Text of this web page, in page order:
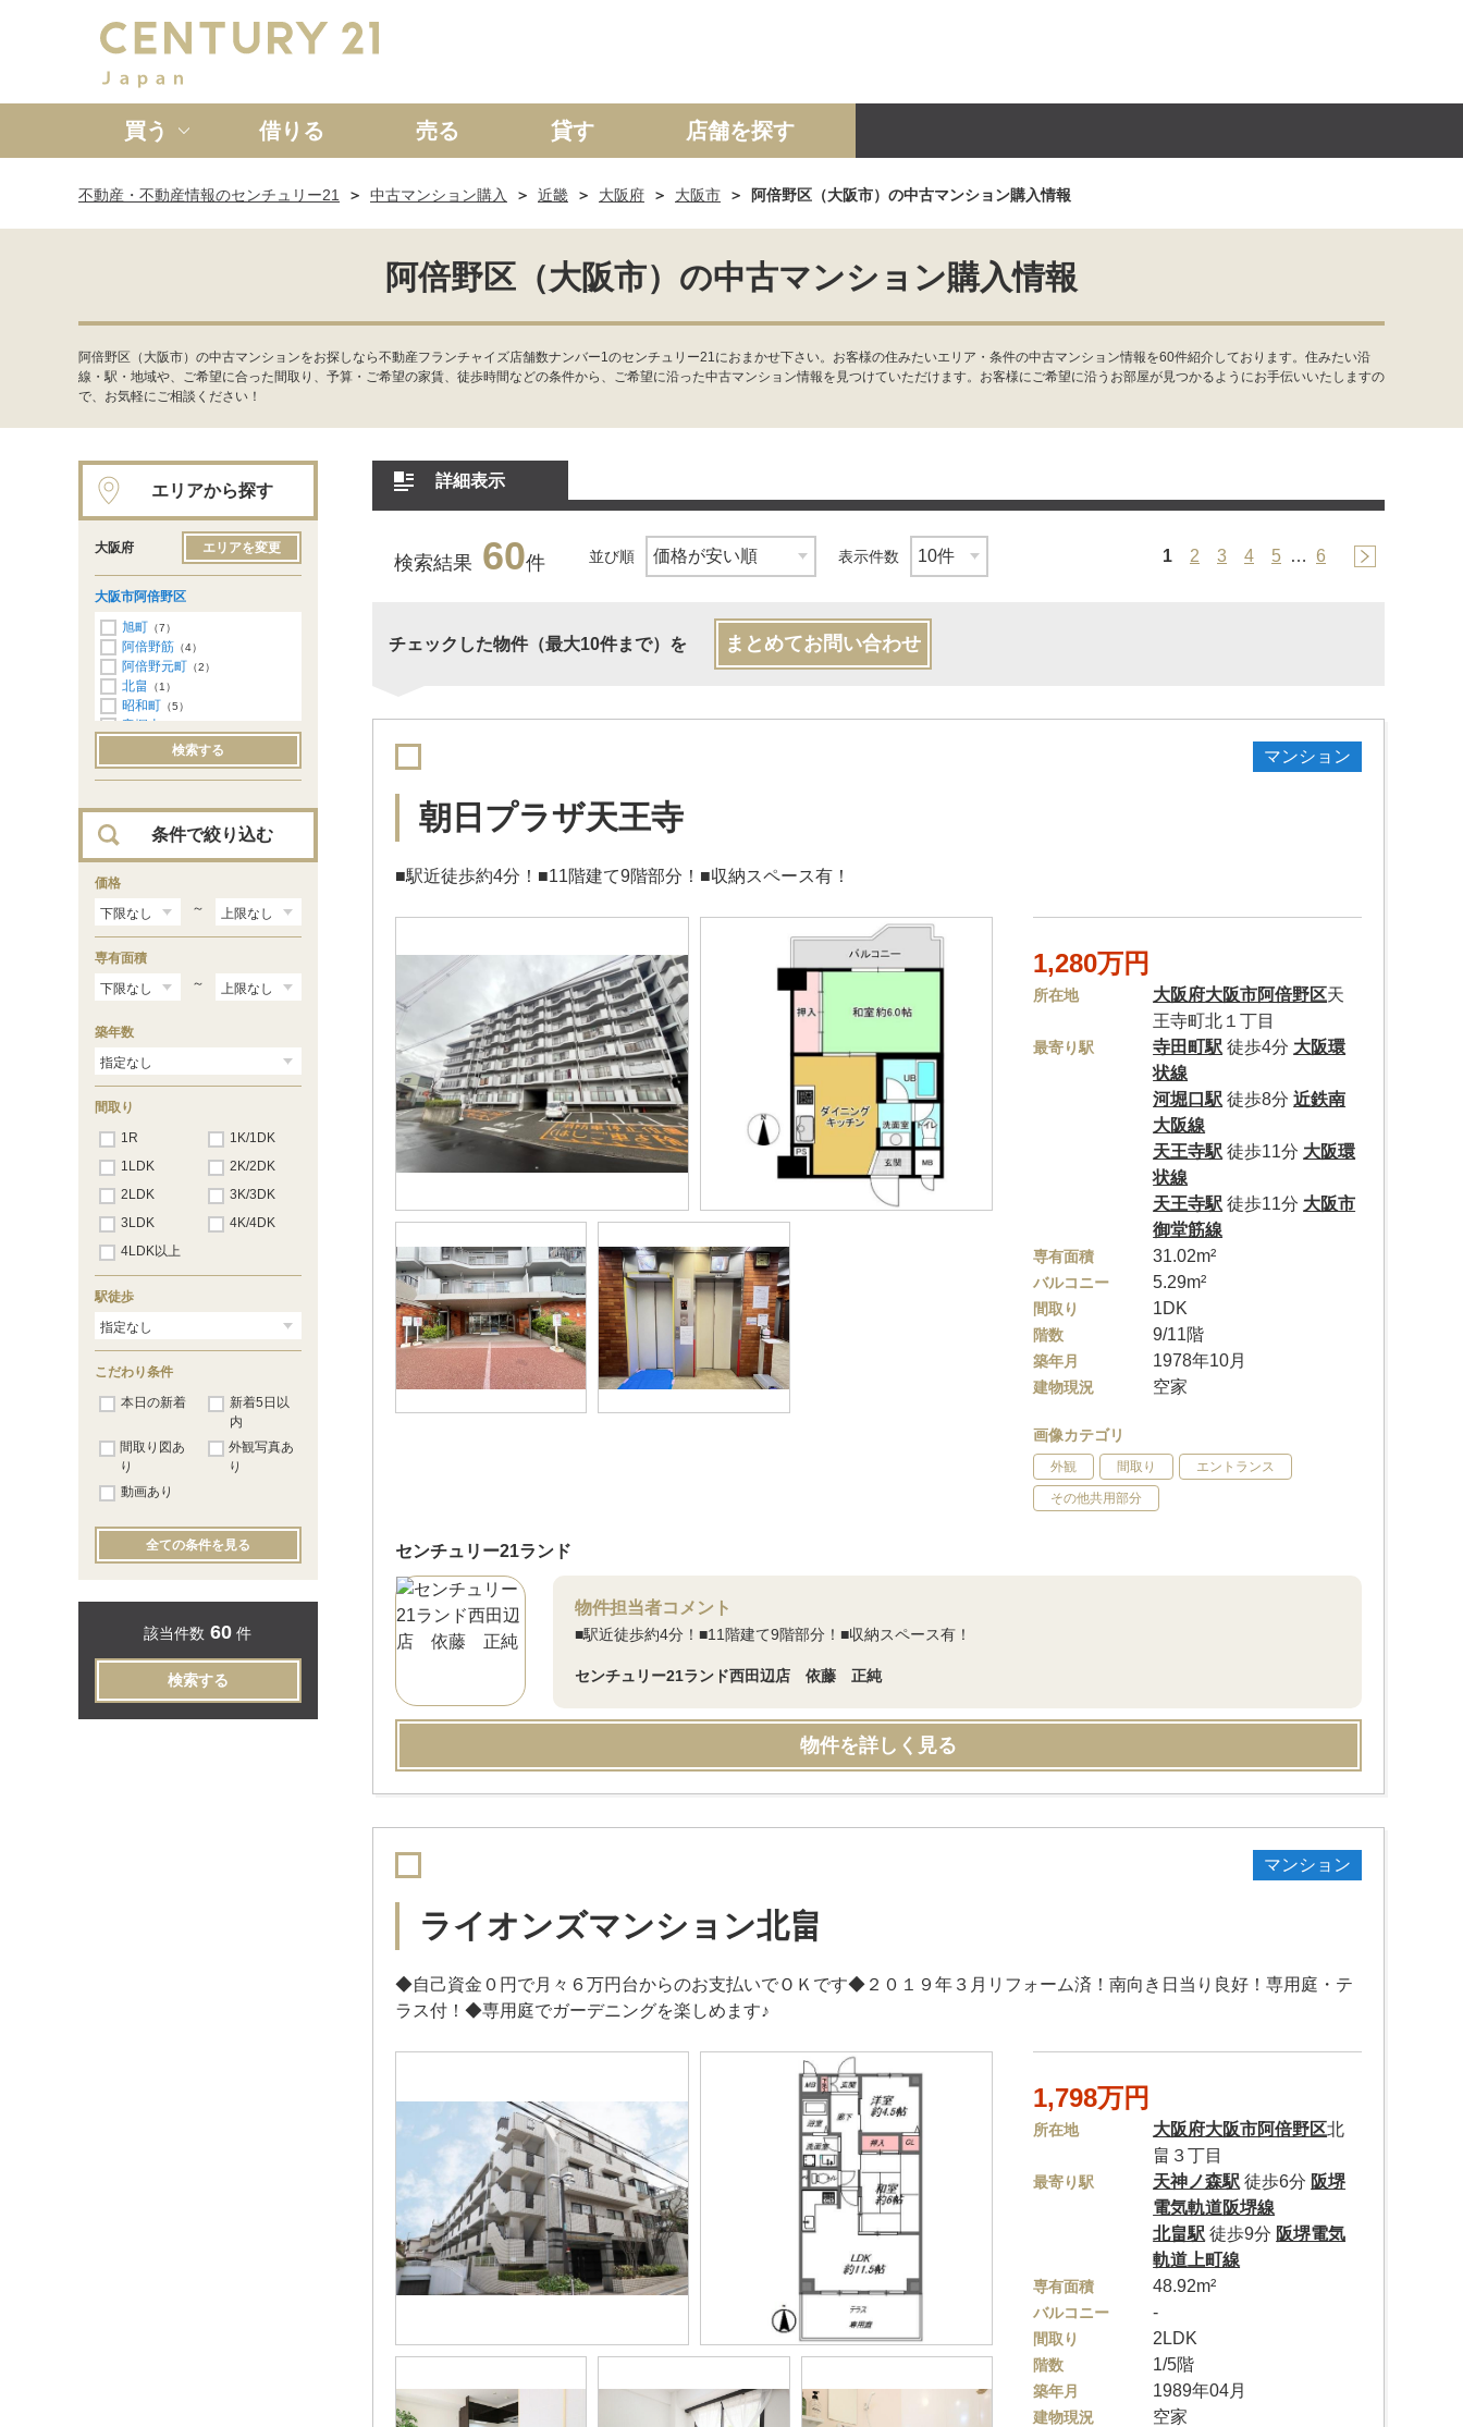
買う
新築一戸建て 中古一戸建て マンション 土地 事業投資用
借りる 売る 貸す 店舗を探す
不動産・不動産情報のセンチュリー21 中古マンション購入 近畿 大阪府 大阪市 阿倍野区（大阪市）の中古マンション購入情報
阿倍野区（大阪市）の中古マンション購入情報
阿倍野区（大阪市）の中古マンションをお探しなら不動産フランチャイズ店舗数ナンバー1のセンチュリー21におまかせ下さい。お客様の住みたいエリア・条件の中古マンション情報を60件紹介しております。住みたい沿
線・駅・地域や、ご希望に合った間取り、予算・ご希望の家賃、徒歩時間などの条件から、ご希望に沿った中古マンション情報を見つけていただけます。お客様にご希望に沿うお部屋が見つかるようにお手伝いいたしますの
で、お気軽にご相談ください！
詳細表示
検索結果 60件 並び順 表示件数 1 2 3 4 5 … 6
チェックした物件（最大10件まで）を まとめてお問い合わせ
マンション
朝日プラザ天王寺
■駅近徒歩約4分！■11階建て9階部分！■収納スペース有！
1,280万円
所在地 大阪府大阪市阿倍野区天
王寺町北１丁目
最寄り駅 寺田町駅 徒歩4分 大阪環
状線
河堀口駅 徒歩8分近鉄南
大阪線
天王寺駅 徒歩11分 大阪環
状線
天王寺駅 徒歩11分 大阪市
御堂筋線
専有面積 31.02m²
バルコニー 5.29m²
間取り 1DK
階数 9/11階
築年月 1978年10月
建物現況 空家
画像カテゴリ
外観 間取り エントランス
その他共用部分
センチュリー21ランド
物件担当者コメント
■駅近徒歩約4分！■11階建て9階部分！■収納スペース有！
センチュリー21ランド西田辺店 依藤 正純
物件を詳しく見る
マンション
ライオンズマンション北畠
◆自己資金０円で月々６万円台からのお支払いでＯＫです◆２０１９年３月リフォーム済！南向き日当り良好！専用庭・テ
ラス付！◆専用庭でガーデニングを楽しめます♪
1,798万円
所在地 大阪府大阪市阿倍野区北
畠３丁目
最寄り駅 天神ノ森駅 徒歩6分 阪堺
電気軌道阪堺線
北畠駅 徒歩9分 阪堺電気
軌道上町線
専有面積 48.92m²
バルコニー -
間取り 2LDK
階数 1/5階
築年月 1989年04月
建物現況 空家
エリアから探す
大阪府 エリアを変更
大阪市阿倍野区
旭町 （7）
阿倍野筋 （4）
阿倍野元町 （2）
北畠 （1）
昭和町 （5）
帝塚山
天王寺町北（2）
長池町（11）
西田辺町（1）
播磨町 （1）
阪南町（3）
美章園（3）
松崎町（7）
丸山通
桃ケ池町（3）
検索する
条件で絞り込む
価格
～
専有面積
～
築年数
間取り
1R
1K/1DK
1LDK
2K/2DK
2LDK
3K/3DK
3LDK
4K/4DK
4LDK以上
駅徒歩
こだわり条件
本日の新着
新着5日以
内
間取り図あ
り
外観写真あ
り
動画あり
全ての条件を見る
該当件数 60 件
検索する